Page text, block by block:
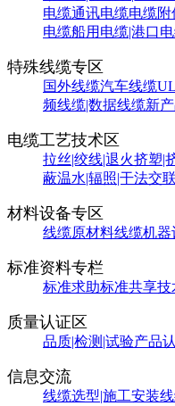
电缆通讯电缆电缆附
电缆船用电缆|港口
特殊线缆专区
国外线缆汽车线缆
频线缆|数据线缆新
电缆工艺技术区
拉丝|绞线|退火挤塑|
蔽温水|辐照|干法交联
材料设备专区
线缆原材料线缆机器
标准资料专栏
标准求助标准共享技
质量认证区
品质|检测|试验产品
信息交流
线缆选型|施工安装